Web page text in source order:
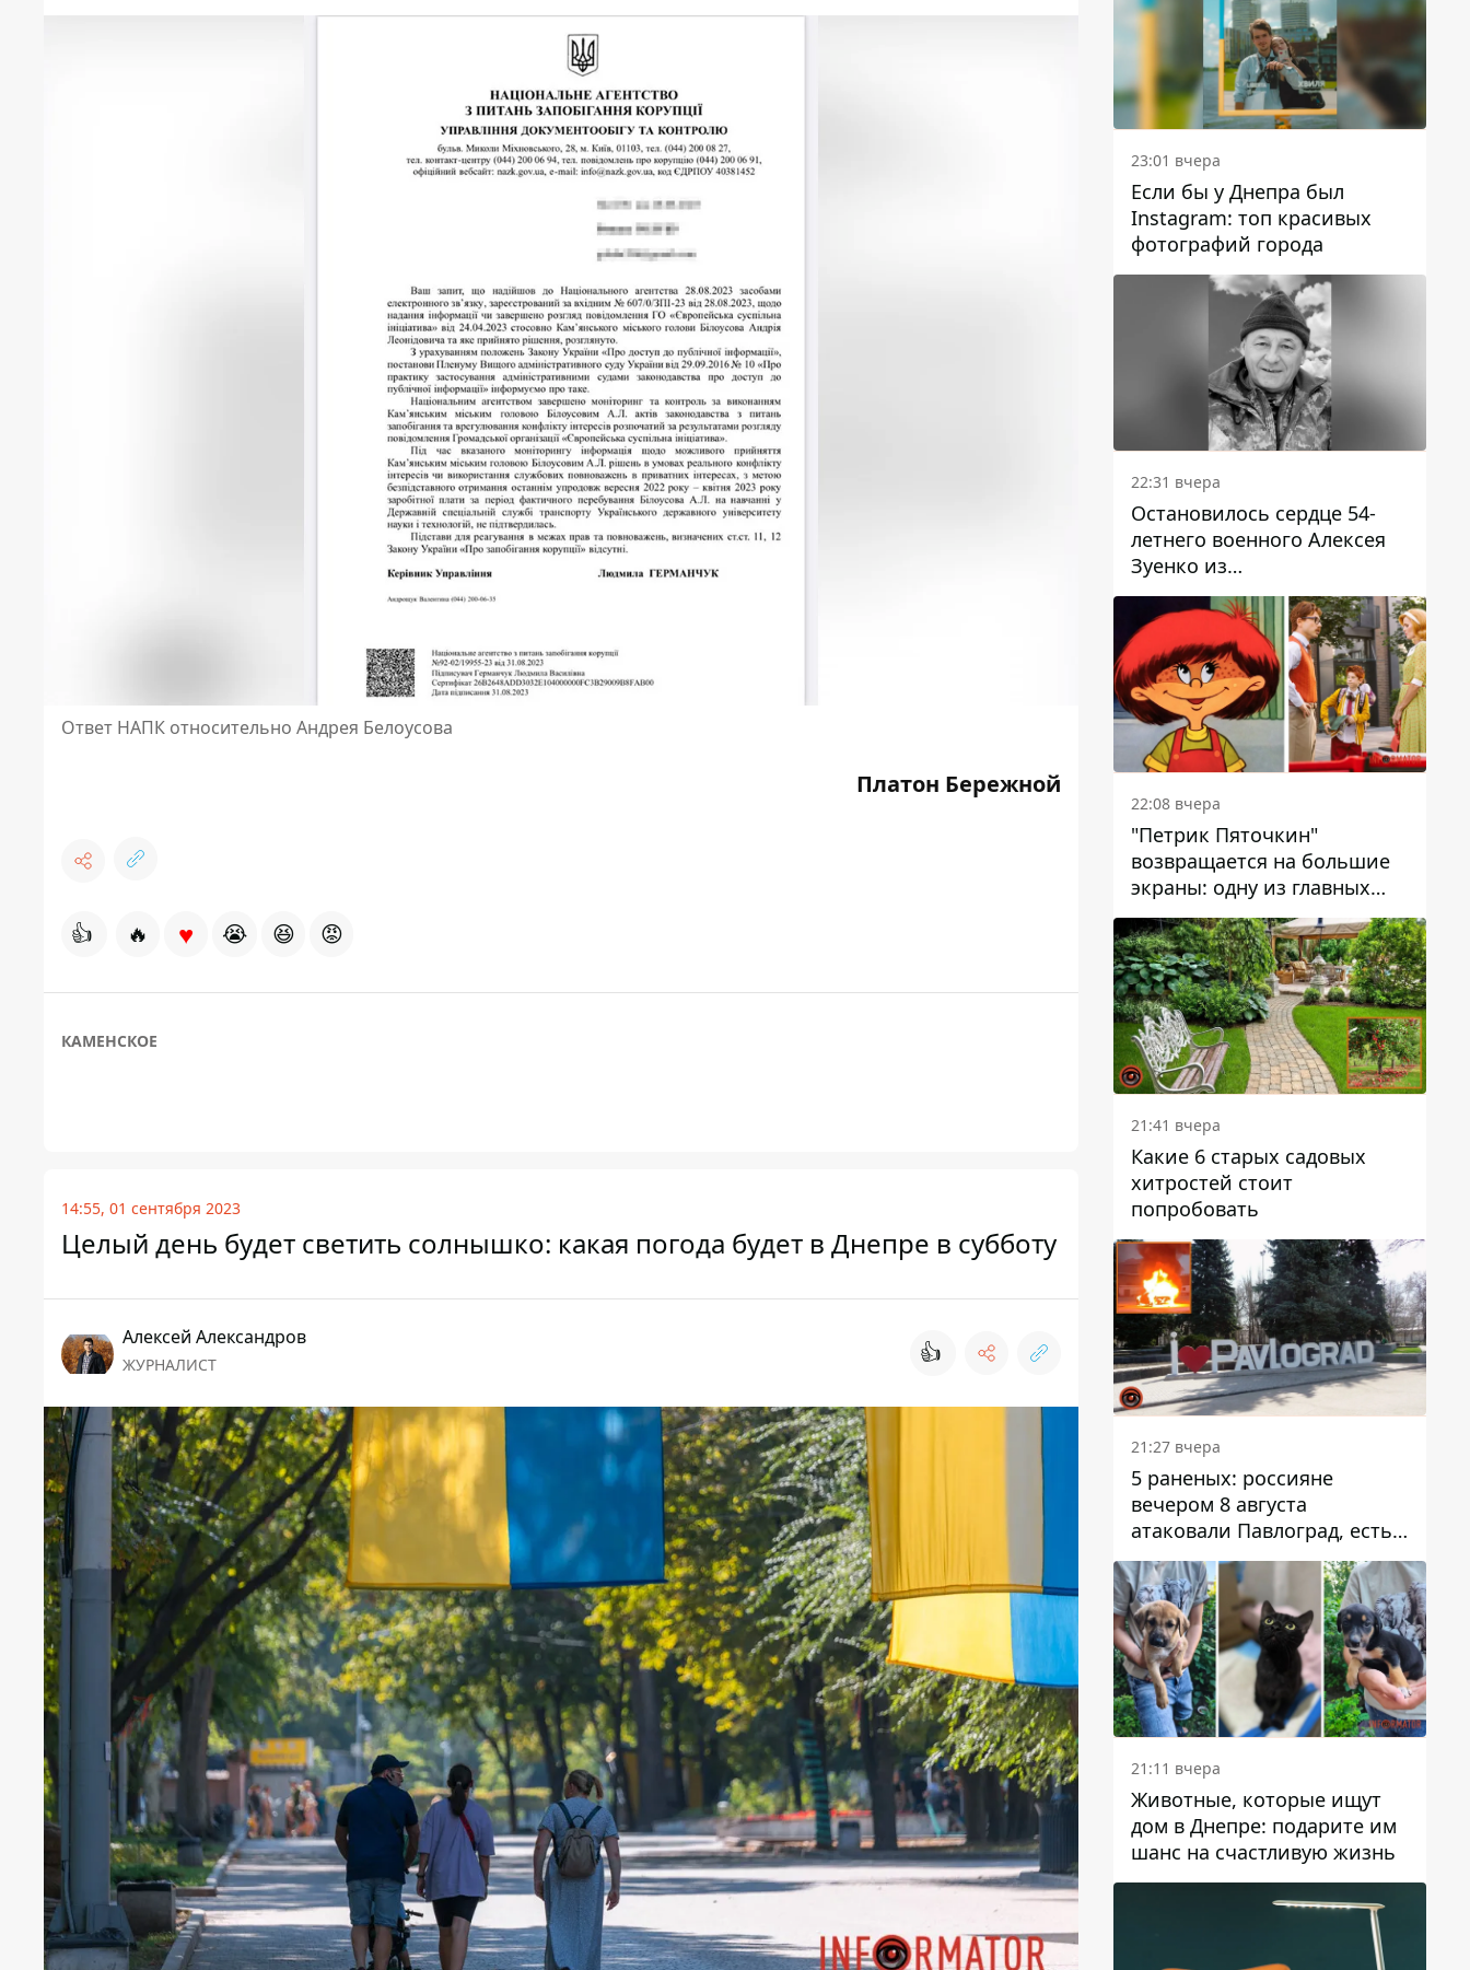
Ответ НАПК относительно Андрея Белоусова
Платон Бережной
👍 🔥 ♥ 😭 😆 😡
КАМЕНСКОЕ
14:55, 01 сентября 2023
Целый день будет светить солнышко: какая погода будет в Днепре в субботу
Алексей Александров
ЖУРНАЛИСТ 👍
23:01 вчера
Если бы у Днепра был
Instagram: топ красивых
фотографий города
22:31 вчера
Остановилось сердце 54-
летнего военного Алексея
Зуенко из
Днепропетровской области
22:08 вчера
"Петрик Пяточкин"
возвращается на большие
экраны: одну из главных
ролей сыграет 9-летний
днепрянин Александр
Войтеховский
21:41 вчера
Какие 6 старых садовых
хитростей стоит
попробовать
21:27 вчера
5 раненых: россияне
вечером 8 августа
атаковали Павлоград, есть
возгорание
21:11 вчера
Животные, которые ищут
дом в Днепре: подарите им
шанс на счастливую жизнь